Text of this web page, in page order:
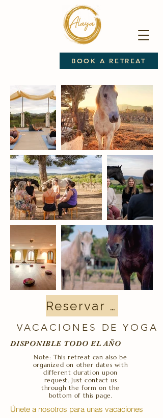
BOOK A RETREAT
Reservar ahora
VACACIONES DE YOGA
DISPONIBLE TODO EL AÑO
Note: This retreat can also be
organized on other dates with
different duration upon
request. Just contact us
through the form on the
bottom of this page.
Únete a nosotros para unas vacaciones